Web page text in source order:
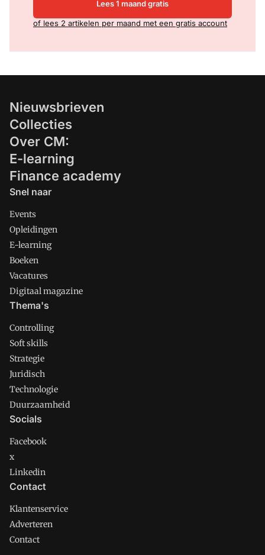
Lees 1 maand gratis
of lees 2 artikelen per maand met een gratis account
Nieuwsbrieven
Collecties
Over CM:
E-learning
Finance academy
Snel naar
Events
Opleidingen
E-learning
Boeken
Vacatures
Digitaal magazine
Thema's
Controlling
Soft skills
Strategie
Juridisch
Technologie
Duurzaamheid
Socials
Facebook
x
Linkedin
Contact
Klantenservice
Adverteren
Contact